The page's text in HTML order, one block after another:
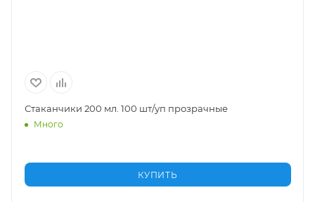
Салфетки бумажные